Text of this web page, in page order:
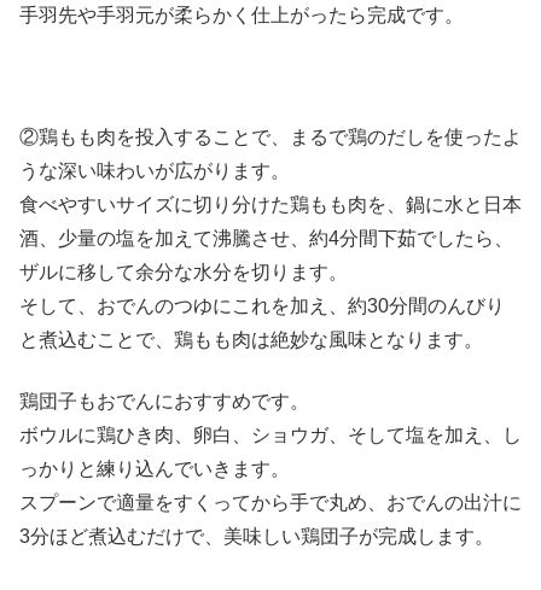
手羽先や手羽元が柔らかく仕上がったら完成です。
②鶏もも肉を投入することで、まるで鶏のだしを使ったよ
うな深い味わいが広がります。
食べやすいサイズに切り分けた鶏もも肉を、鍋に水と日本
酒、少量の塩を加えて沸騰させ、約4分間下茹でしたら、
ザルに移して余分な水分を切ります。
そして、おでんのつゆにこれを加え、約30分間のんびり
と煮込むことで、鶏もも肉は絶妙な風味となります。
鶏団子もおでんにおすすめです。
ボウルに鶏ひき肉、卵白、ショウガ、そして塩を加え、し
っかりと練り込んでいきます。
スプーンで適量をすくってから手で丸め、おでんの出汁に
3分ほど煮込むだけで、美味しい鶏団子が完成します。